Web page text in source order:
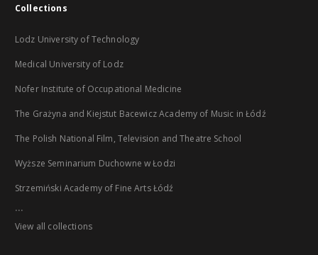
Collections
Lodz University of Technology
Medical University of Lodz
Nofer Institute of Occupational Medicine
The Grażyna and Kiejstut Bacewicz Academy of Music in Łódź
The Polish National Film, Television and Theatre School
Wyższe Seminarium Duchowne w Łodzi
Strzemiński Academy of Fine Arts Łódź
...
View all collections